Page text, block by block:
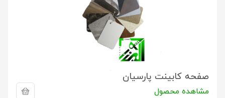
صفحه کابینت پارسیان
مشاهده محصول